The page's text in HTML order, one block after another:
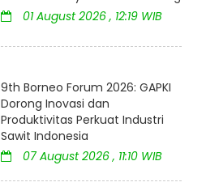
01 August 2026 , 12:19 WIB
9th Borneo Forum 2026: GAPKI
Dorong Inovasi dan
Produktivitas Perkuat Industri
Sawit Indonesia
07 August 2026 , 11:10 WIB